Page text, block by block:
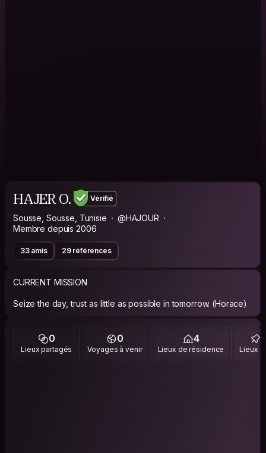
HAJER O. Vérifié
Sousse, Sousse, Tunisie
@HAJOUR
Membre depuis 2006
33 amis 29 références
CURRENT MISSION
Seize the day, trust as little as possible in tomorrow. (Horace)
0
Lieux partagés
0
Voyages à venir
4
Lieux de résidence Lieux